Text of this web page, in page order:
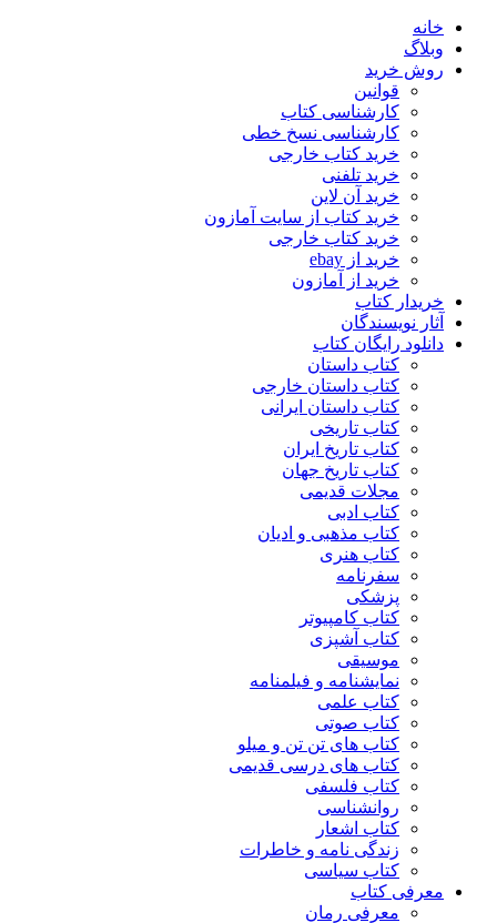
خانه
وبلاگ
روش خرید
قوانین
کارشناسی کتاب
کارشناسی نسخ خطی
خرید کتاب خارجی
خرید تلفنی
خرید آن لاین
خرید کتاب از سایت آمازون
خرید کتاب خارجی
خرید از ebay
خرید از آمازون
خریدار کتاب
آثار نویسندگان
دانلود رایگان کتاب
کتاب داستان
کتاب داستان خارجی
کتاب داستان ایرانی
کتاب تاریخی
کتاب تاریخ ایران
کتاب تاریخ جهان
مجلات قدیمی
کتاب ادبی
کتاب مذهبی و ادیان
کتاب هنری
سفرنامه
پزشکی
کتاب کامپیوتر
کتاب آشپزی
موسیقی
نمایشنامه و فیلمنامه
کتاب علمی
کتاب صوتی
کتاب های تن تن و میلو
کتاب های درسی قدیمی
کتاب فلسفی
روانشناسی
کتاب اشعار
زندگی نامه و خاطرات
کتاب سیاسی
معرفی کتاب
معرفی رمان